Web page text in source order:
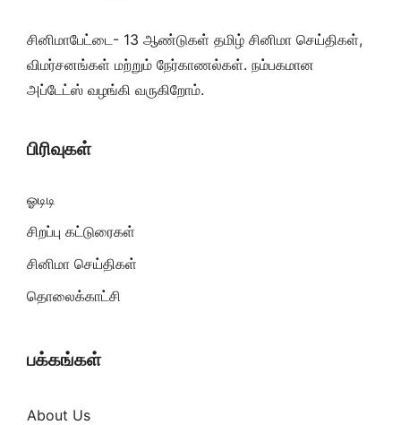
சினிமாபேட்டை- 13 ஆண்டுகள் தமிழ் சினிமா செய்திகள்,
விமர்சனங்கள் மற்றும் நேர்காணல்கள். நம்பகமான
அப்டேட்ஸ் வழங்கி வருகிறோம்.
பிரிவுகள்
ஓடிடி
சிறப்பு கட்டுரைகள்
சினிமா செய்திகள்
தொலைக்காட்சி
பக்கங்கள்
About Us